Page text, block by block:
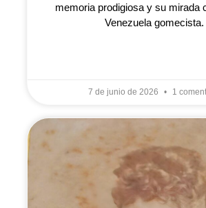
memoria prodigiosa y su mirada
Venezuela gomecista.
7 de junio de 2026 1